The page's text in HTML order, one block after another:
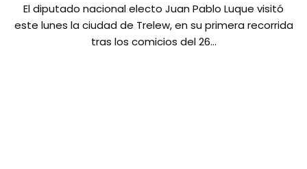
El diputado nacional electo Juan Pablo Luque visitó
este lunes la ciudad de Trelew, en su primera recorrida
tras los comicios del 26…